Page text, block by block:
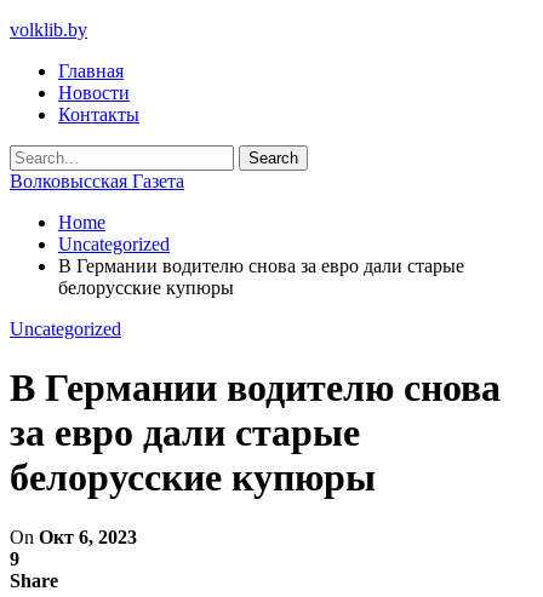
volklib.by
Главная
Новости
Контакты
Волковысская Газета
Home
Uncategorized
В Германии водителю снова за евро дали старые
белорусские купюры
Uncategorized
В Германии водителю снова
за евро дали старые
белорусские купюры
On Окт 6, 2023
9
Share